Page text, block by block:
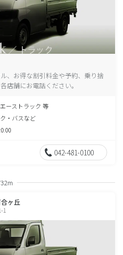
、お得な割引料金や予約、乗り捨
店舗にお電話ください。
ーストラック 等
・バスなど
042-481-0100
ヶ丘
1